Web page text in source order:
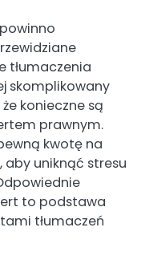
tłumaczenia
skomplikowany
konieczne są
prawnym.
kwotę na
uniknąć stresu
to podstawa
tłumaczeń